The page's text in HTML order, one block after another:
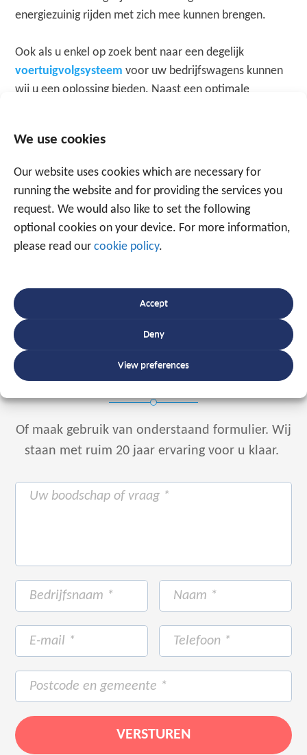
We use cookies
Our website uses cookies which are necessary for
running the website and for providing the services you
request. We would also like to set the following
optional cookies on your device. For more information,
please read our cookie policy.
Accept
Deny
View preferences
energiezuinig rijden met zich mee kunnen brengen.
Ook als u enkel op zoek bent naar een degelijk
voertuigvolgsysteem voor uw bedrijfswagens kunnen
wij u een oplossing bieden. Naast een optimale
waarmee geen enkele afwijking meer aan uw aandacht
MEER INFORMATIE?
+31 88 225 2255
Of maak gebruik van onderstaand formulier. Wij
staan met ruim 20 jaar ervaring voor u klaar.